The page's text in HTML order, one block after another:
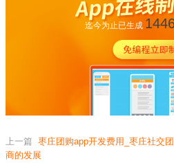
迄今为止已生成
上一篇 枣庄团购app开发费用_枣庄社交
商的发展